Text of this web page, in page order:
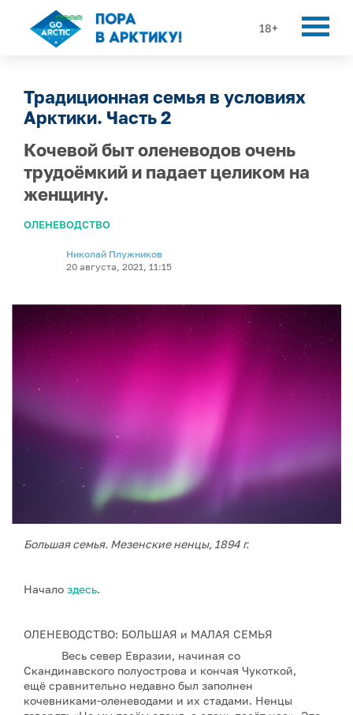
18+
Традиционная семья в условиях
Арктики. Часть 2
Кочевой быт оленеводов очень
трудоёмкий и падает целиком на
женщину.
ОЛЕНЕВОДСТВО
Николай Плужников
20 августа, 2021, 11:15
Большая семья. Мезенские ненцы, 1894 г.
Начало здесь.
ОЛЕНЕВОДСТВО: БОЛЬШАЯ и МАЛАЯ СЕМЬЯ
Весь север Евразии, начиная со
Скандинавского полуострова и кончая Чукоткой,
ещё сравнительно недавно был заполнен
кочевниками-оленеводами и их стадами. Ненцы